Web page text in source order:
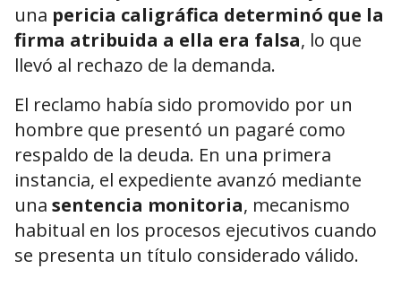
una pericia caligráfica determinó que la
firma atribuida a ella era falsa, lo que
llevó al rechazo de la demanda.
El reclamo había sido promovido por un
hombre que presentó un pagaré como
respaldo de la deuda. En una primera
instancia, el expediente avanzó mediante
una sentencia monitoria, mecanismo
habitual en los procesos ejecutivos cuando
se presenta un título considerado válido.